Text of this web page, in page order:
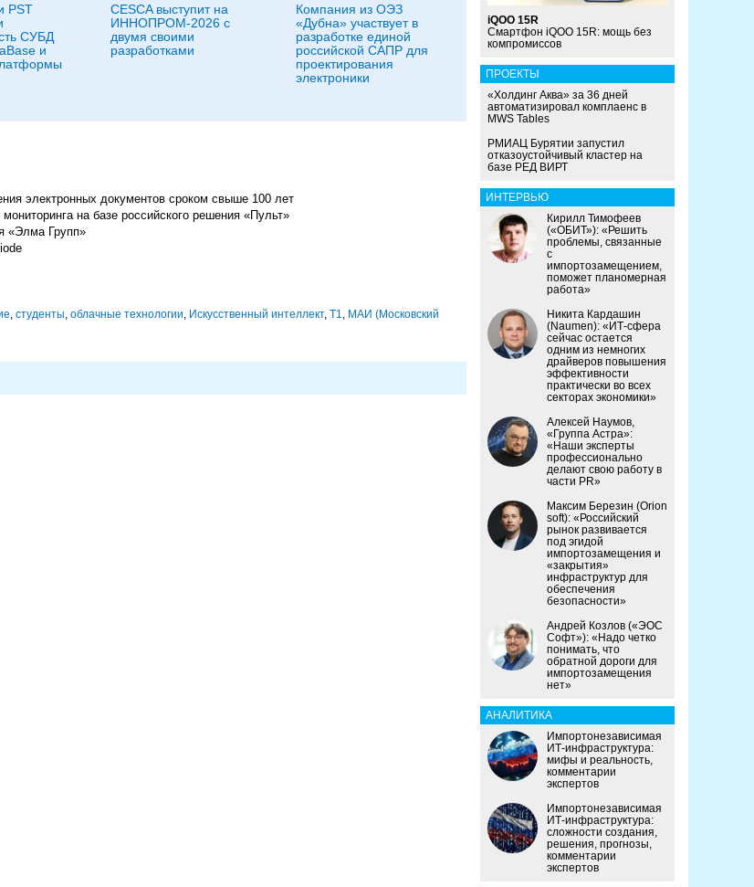
PST
СУБД
и
CESCA выступит на
ИННОПРОМ-2026 с
двумя своими
разработками
Компания из ОЭЗ
«Дубна» участвует в
разработке единой
российской САПР для
проектирования
электроники
электронных документов сроком свыше 100 лет
на базе российского решения «Пульт»
«Элма Групп»
, студенты, облачные технологии, Искусственный интеллект, Т1, МАИ (Московский
iQOO 15R
Смартфон iQOO 15R: мощь без
компромиссов
ПРОЕКТЫ
«Холдинг Аква» за 36 дней
автоматизировал комплаенс в
MWS Tables
РМИАЦ Бурятии запустил
отказоустойчивый кластер на
базе РЕД ВИРТ
ИНТЕРВЬЮ
Кирилл Тимофеев
(«ОБИТ»): «Решить
проблемы, связанные
с
импортозамещением,
поможет планомерная
работа»
Никита Кардашин
(Naumen): «ИТ-сфера
сейчас остается
одним из немногих
драйверов повышения
эффективности
практически во всех
секторах экономики»
Алексей Наумов,
«Группа Астра»:
«Наши эксперты
профессионально
делают свою работу в
части PR»
Максим Березин (Orion
soft): «Российский
рынок развивается
под эгидой
импортозамещения и
«закрытия»
инфраструктур для
обеспечения
безопасности»
Андрей Козлов («ЭОС
Софт»): «Надо четко
понимать, что
обратной дороги для
импортозамещения
нет»
АНАЛИТИКА
Импортонезависимая
ИТ-инфраструктура:
мифы и реальность,
комментарии
экспертов
Импортонезависимая
ИТ-инфраструктура:
сложности создания,
решения, прогнозы,
комментарии
экспертов